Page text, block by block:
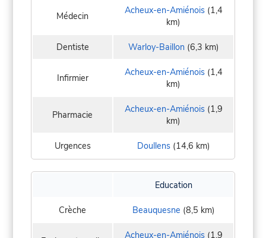
Médecin Acheux-en-Amiénois(1,4
km)
Dentiste Warloy-Baillon(6,3 km)
Infirmier Acheux-en-Amiénois(1,4
km)
Pharmacie Acheux-en-Amiénois(1,9
km)
Urgences Doullens(14,6 km)
Education
Crèche Beauquesne (8,5 km)
Acheux-en-Amiénois(1,9